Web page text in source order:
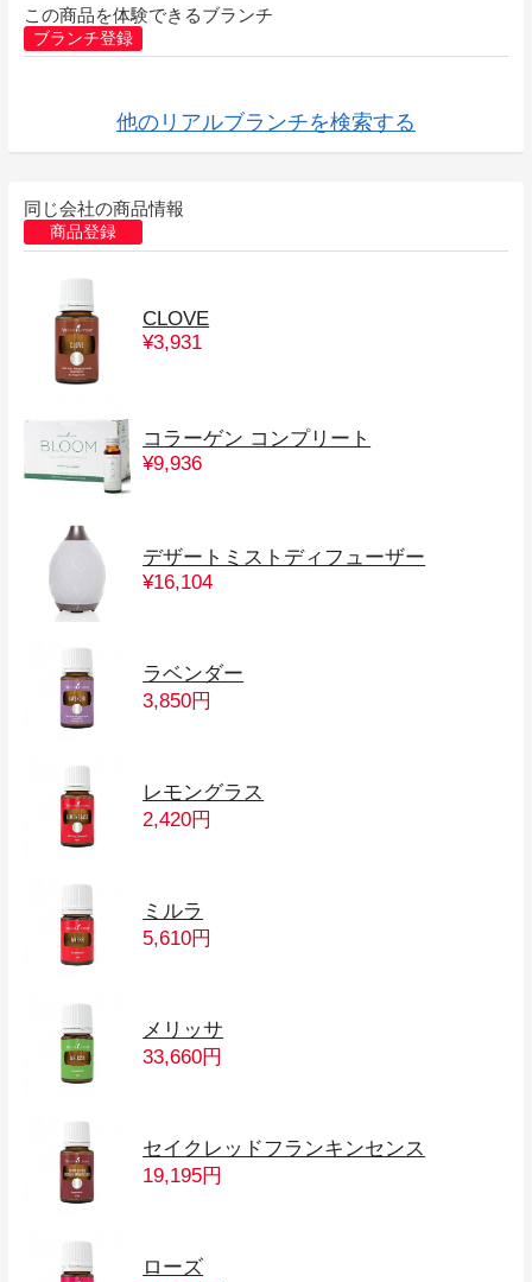
この商品を体験できるブランチ
ブランチ登録
他のリアルブランチを検索する
同じ会社の商品情報
商品登録
CLOVE
¥3,931
コラーゲン コンプリート
¥9,936
デザートミストディフューザー
¥16,104
ラベンダー
3,850円
レモングラス
2,420円
ミルラ
5,610円
メリッサ
33,660円
セイクレッドフランキンセンス
19,195円
ローズ